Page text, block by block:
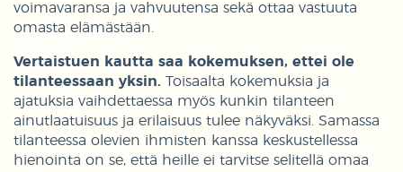
voimavaransa ja vahvuutensa sekä ottaa vastuuta
omasta elämästään.
Vertaistuen kautta saa kokemuksen, ettei ole
tilanteessaan yksin. Toisaalta kokemuksia ja
ajatuksia vaihdettaessa myös kunkin tilanteen
ainutlaatuisuus ja erilaisuus tulee näkyväksi. Samassa
tilanteessa olevien ihmisten kanssa keskustellessa
hienointa on se, että heille ei tarvitse selitellä omaa